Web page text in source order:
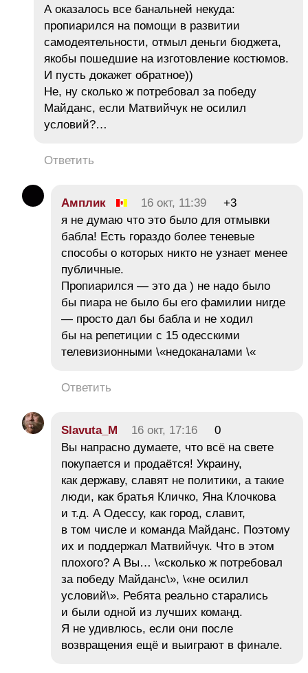
А оказалось все банальней некуда:
пропиарился на помощи в развитии
самодеятельности, отмыл деньги бюджета,
якобы пошедшие на изготовление костюмов.
И пусть докажет обратное))
Не, ну сколько ж потребовал за победу
Майданс, если Матвийчук не осилил
условий?…
Ответить
Амплик 16 окт, 11:39
+3
я не думаю что это было для отмывки
бабла! Есть гораздо более теневые
способы о которых никто не узнает менее
публичные.
Пропиарился — это да ) не надо было
бы пиара не было бы его фамилии нигде
— просто дал бы бабла и не ходил
бы на репетиции с 15 одесскими
телевизионными \«недоканалами \«
Ответить
Slavuta_M 16 окт, 17:16
0
Вы напрасно думаете, что всё на свете
покупается и продаётся! Украину,
как державу, славят не политики, а такие
люди, как братья Кличко, Яна Клочкова
и т.д. А Одессу, как город, славит,
в том числе и команда Майданс. Поэтому
их и поддержал Матвийчук. Что в этом
плохого? А Вы… \«сколько ж потребовал
за победу Майданс\», \«не осилил
условий\». Ребята реально старались
и были одной из лучших команд.
Я не удивлюсь, если они после
возвращения ещё и выиграют в финале.